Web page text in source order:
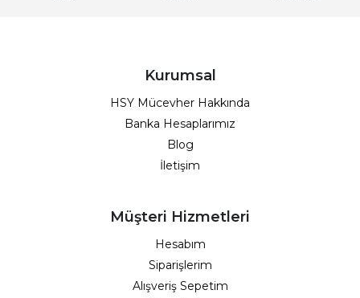
Kurumsal
HSY Mücevher Hakkında
Banka Hesaplarımız
Blog
İletişim
Müşteri Hizmetleri
Hesabım
Siparişlerim
Alışveriş Sepetim